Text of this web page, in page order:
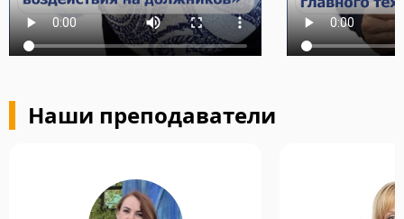
Наши преподаватели